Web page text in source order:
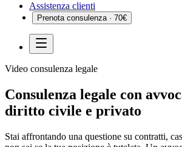
Assistenza clienti
Prenota consulenza · 70€
Video consulenza legale
Consulenza legale con
diritto civile e privato
Stai affrontando una questione su contratti,